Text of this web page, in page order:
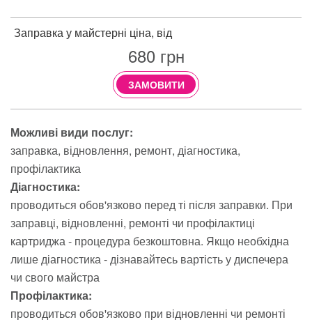
Заправка у майстерні ціна, від
680грн
ЗАМОВИТИ
Можливі види послуг:
заправка відновлення ремонт діагностика
профілактика
Діагностика:
проводиться обов'язково перед ті після заправки. При
заправці, відновленні, ремонті чи профілактиці
картриджа - процедура безкоштовна. Якщо необхідна
лише діагностика - дізнавайтесь вартість у диспечера
чи свого майстра
Профілактика:
проводиться обов'язково при відновленні чи ремонті